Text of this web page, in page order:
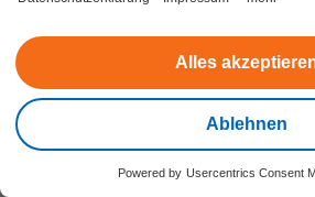
Ablehnen
Alles
Powered by Usercentrics Consent
Wir freuen uns auf Ihren
Montag bis Freitag von 8 Uhr